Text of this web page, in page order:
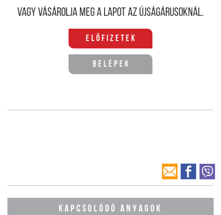
Vagy vásárolja meg a lapot az újságárusoknál.
Előfizetek
Belépek
KAPCSOLÓDÓ ANYAGOK